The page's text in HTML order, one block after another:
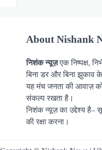
About Nishank
निशंक न्यूज़एक निष्पक्ष,
बिना डर और बिना झुकाव
यह मंच जनता की आवाज़
संकल्प रखता है।
निशंक न्यूज़ का उद्देश्य है–
की रक्षा करना।